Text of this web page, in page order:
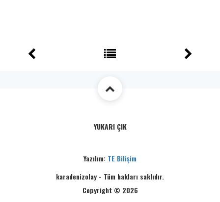
YUKARI ÇIK
Yazılım: TE Bilişim
karadenizolay - Tüm hakları saklıdır.
Copyright © 2026